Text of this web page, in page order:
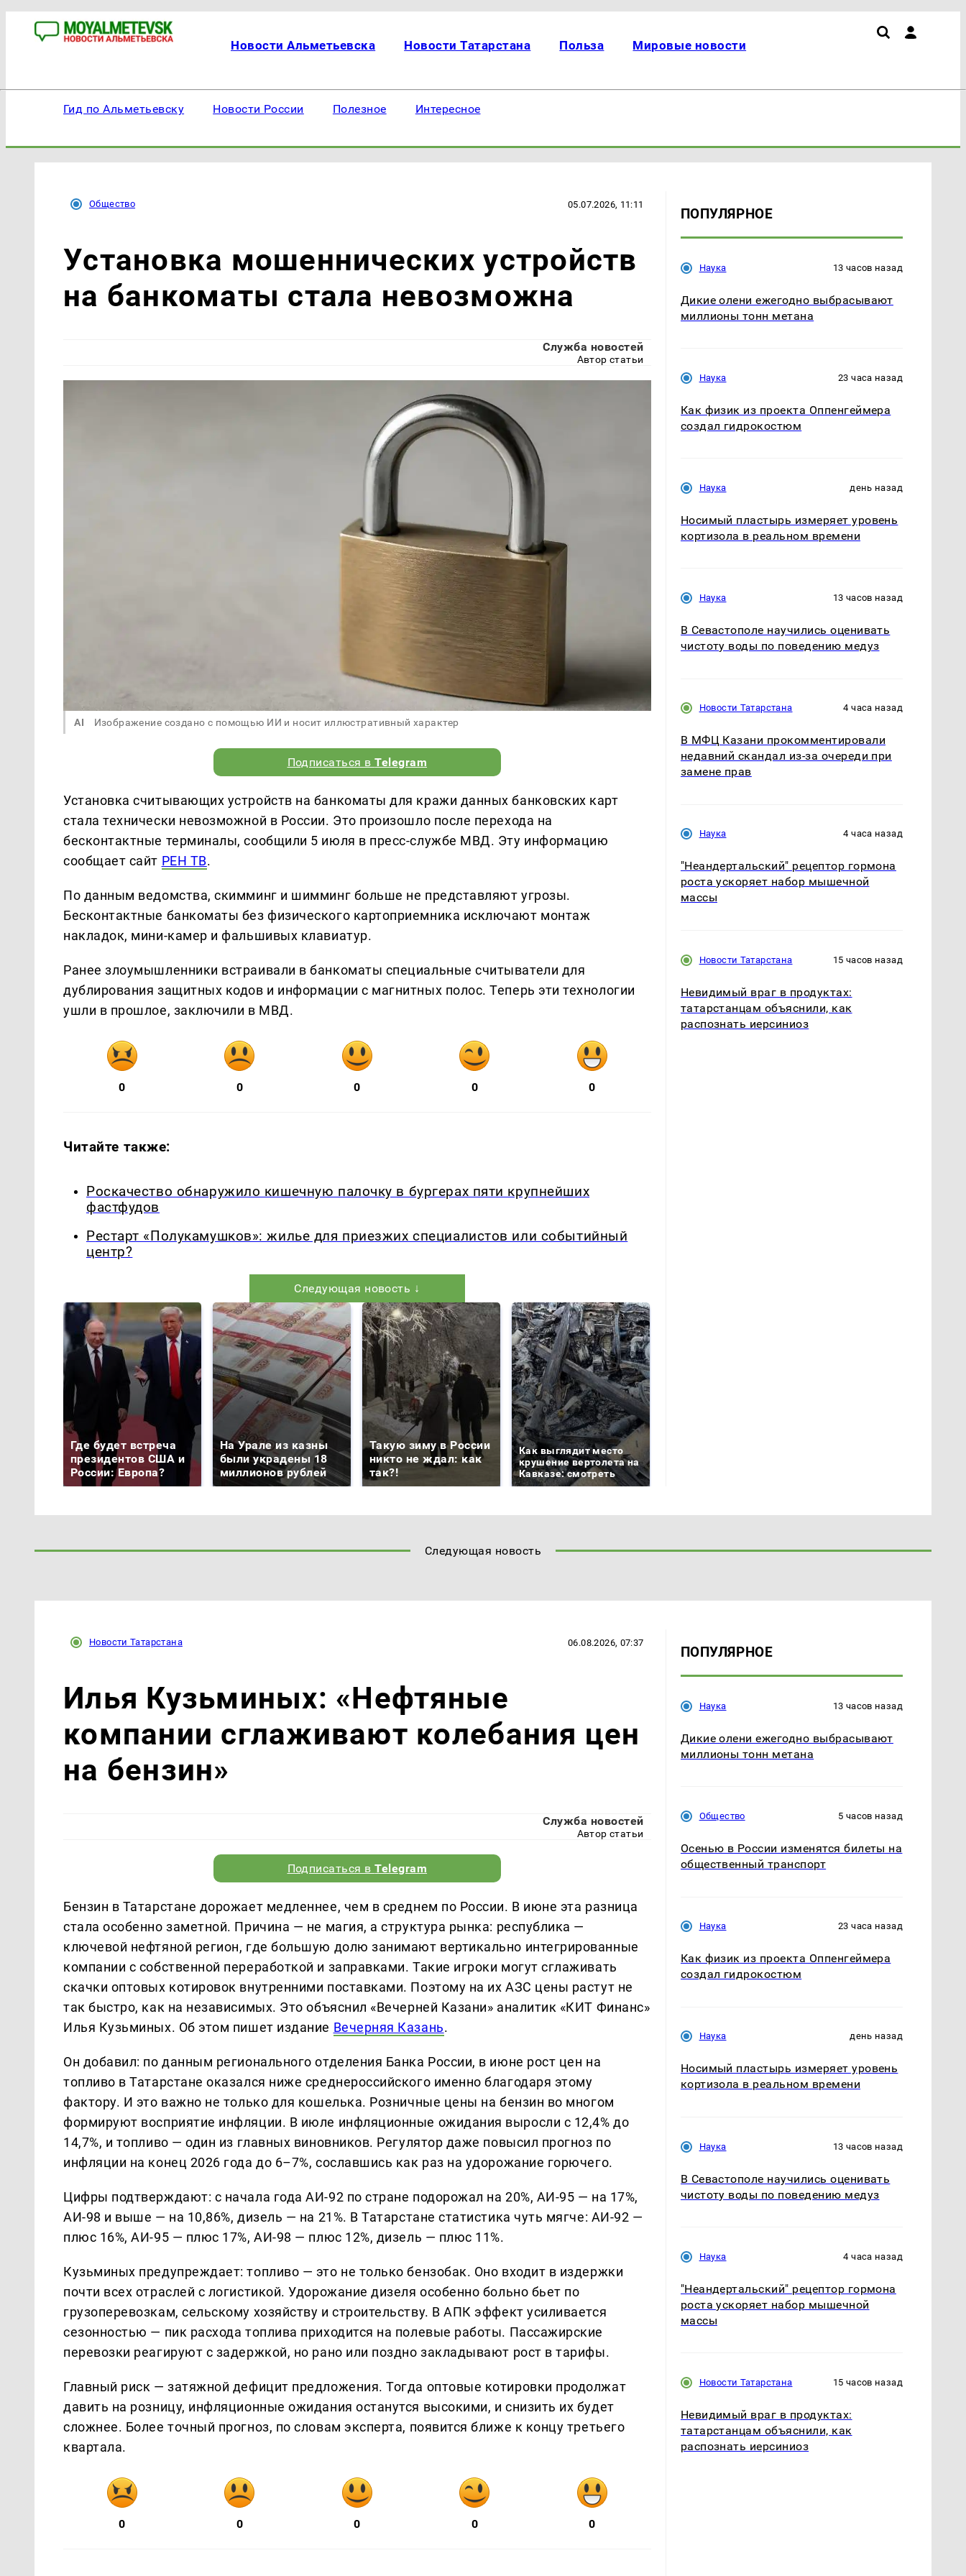
Новости Альметьевска Новости Татарстана Польза Мировые новости
Гид по Альметьевску Новости России Полезное Интересное
Общество 05.07.2026, 11:11
Установка мошеннических устройств
на банкоматы стала невозможна
Служба новостей
Автор статьи
AI Изображение создано с помощью ИИ и носит иллюстративный характер
Подписаться вTelegram
Установка считывающих устройств на банкоматы для кражи данных банковских карт
стала технически невозможной в России. Это произошло после перехода на
бесконтактные терминалы, сообщили 5 июля в пресс-службе МВД. Эту информацию
сообщает сайт РЕН ТВ.
По данным ведомства, скимминг и шимминг больше не представляют угрозы.
Бесконтактные банкоматы без физического картоприемника исключают монтаж
накладок, мини-камер и фальшивых клавиатур.
Ранее злоумышленники встраивали в банкоматы специальные считыватели для
дублирования защитных кодов и информации с магнитных полос. Теперь эти технологии
ушли в прошлое, заключили в МВД.
0 0 0 0 0
Читайте также:
Роскачество обнаружило кишечную палочку в бургерах пяти крупнейших
фастфудов
Рестарт «Полукамушков»: жилье для приезжих специалистов или событийный
центр?
Следующая новость ↓
Где будет встреча
президентов США и
России: Европа?
На Урале из казны
были украдены 18
миллионов рублей
Такую зиму в России
никто не ждал: как
так?!
Как выглядит место
крушение вертолета на
Кавказе: смотреть
ПОПУЛЯРНОЕ
Наука 13 часов назад
Дикие олени ежегодно выбрасывают
миллионы тонн метана
Наука 23 часа назад
Как физик из проекта Оппенгеймера
создал гидрокостюм
Наука день назад
Носимый пластырь измеряет уровень
кортизола в реальном времени
Наука 13 часов назад
В Севастополе научились оценивать
чистоту воды по поведению медуз
Новости Татарстана 4 часа назад
В МФЦ Казани прокомментировали
недавний скандал из-за очереди при
замене прав
Наука 4 часа назад
"Неандертальский" рецептор гормона
роста ускоряет набор мышечной
массы
Новости Татарстана 15 часов назад
Невидимый враг в продуктах:
татарстанцам объяснили, как
распознать иерсиниоз
Следующая новость
Новости Татарстана 06.08.2026, 07:37
Илья Кузьминых: «Нефтяные
компании сглаживают колебания цен
на бензин»
Служба новостей
Автор статьи
Подписаться вTelegram
Бензин в Татарстане дорожает медленнее, чем в среднем по России. В июне эта разница
стала особенно заметной. Причина — не магия, а структура рынка: республика —
ключевой нефтяной регион, где большую долю занимают вертикально интегрированные
компании с собственной переработкой и заправками. Такие игроки могут сглаживать
скачки оптовых котировок внутренними поставками. Поэтому на их АЗС цены растут не
так быстро, как на независимых. Это объяснил «Вечерней Казани» аналитик «КИТ Финанс»
Илья Кузьминых. Об этом пишет издание Вечерняя Казань.
Он добавил: по данным регионального отделения Банка России, в июне рост цен на
топливо в Татарстане оказался ниже среднероссийского именно благодаря этому
фактору. И это важно не только для кошелька. Розничные цены на бензин во многом
формируют восприятие инфляции. В июле инфляционные ожидания выросли с 12,4% до
14,7%, и топливо — один из главных виновников. Регулятор даже повысил прогноз по
инфляции на конец 2026 года до 6–7%, сославшись как раз на удорожание горючего.
Цифры подтверждают: с начала года АИ-92 по стране подорожал на 20%, АИ-95 — на 17%,
АИ-98 и выше — на 10,86%, дизель — на 21%. В Татарстане статистика чуть мягче: АИ-92 —
плюс 16%, АИ-95 — плюс 17%, АИ-98 — плюс 12%, дизель — плюс 11%.
Кузьминых предупреждает: топливо — это не только бензобак. Оно входит в издержки
почти всех отраслей с логистикой. Удорожание дизеля особенно больно бьет по
грузоперевозкам, сельскому хозяйству и строительству. В АПК эффект усиливается
сезонностью — пик расхода топлива приходится на полевые работы. Пассажирские
перевозки реагируют с задержкой, но рано или поздно закладывают рост в тарифы.
Главный риск — затяжной дефицит предложения. Тогда оптовые котировки продолжат
давить на розницу, инфляционные ожидания останутся высокими, и снизить их будет
сложнее. Более точный прогноз, по словам эксперта, появится ближе к концу третьего
квартала.
0 0 0 0 0
ПОПУЛЯРНОЕ
Наука 13 часов назад
Дикие олени ежегодно выбрасывают
миллионы тонн метана
Общество 5 часов назад
Осенью в России изменятся билеты на
общественный транспорт
Наука 23 часа назад
Как физик из проекта Оппенгеймера
создал гидрокостюм
Наука день назад
Носимый пластырь измеряет уровень
кортизола в реальном времени
Наука 13 часов назад
В Севастополе научились оценивать
чистоту воды по поведению медуз
Наука 4 часа назад
"Неандертальский" рецептор гормона
роста ускоряет набор мышечной
массы
Новости Татарстана 15 часов назад
Невидимый враг в продуктах:
татарстанцам объяснили, как
распознать иерсиниоз